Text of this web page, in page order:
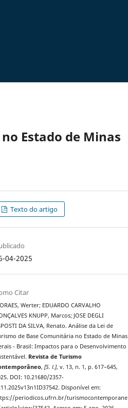
Estado de Minas
Texto do artigo
04-2025
Citar
Werter; EDUARDO CARVALHO
KNUPP, Marcos; JOSE DEGLI
DA SILVA, Renato. Análise da Lei de
de Base Comunitária no Estado de Minas
- Brasil: Impactos para o Desenvolvimento
Revista de Turismo
,[S. l.], v. 13, n. 1, p. 617–645,
DOI: 10.21680/2357-
Disponível em:
periodicos.ufrn.br/turismocontemporane